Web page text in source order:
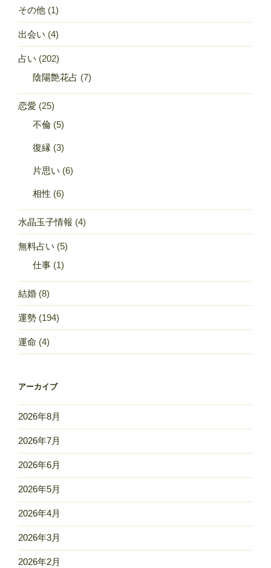
その他 (1)
出会い (4)
占い (202)
陰陽艶花占 (7)
恋愛 (25)
不倫 (5)
復縁 (3)
片思い (6)
相性 (6)
水晶玉子情報 (4)
無料占い (5)
仕事 (1)
結婚 (8)
運勢 (194)
運命 (4)
アーカイブ
2026年8月
2026年7月
2026年6月
2026年5月
2026年4月
2026年3月
2026年2月